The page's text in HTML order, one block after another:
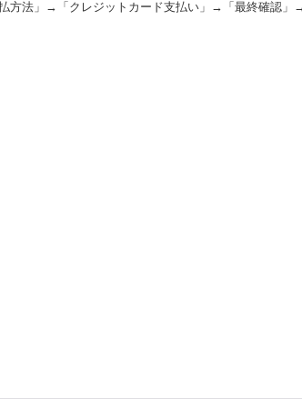
法」→「クレジットカード支払い」→「最終確認」→